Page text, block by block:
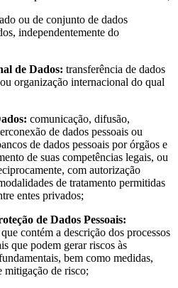
ou de conjunto de dados
independentemente do
de Dados: transferência de dados
organização internacional do qual
comunicação, difusão,
de dados pessoais ou
de dados pessoais por órgãos e
de suas competências legais, ou
com autorização
de tratamento permitidas
entes privados;
de Dados Pessoais:
contém a descrição dos processos
que podem gerar riscos às
bem como medidas,
mitigação de risco;